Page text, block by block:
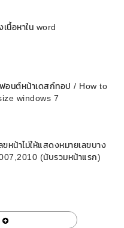
นื้อหาใน word
อนต์หน้าเดสก์ทอป / How to
windows 7
หน้าไม่ให้แสดงหมายเลขบาง
(นับรวมหน้าแรก)